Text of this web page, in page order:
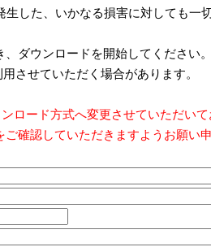
した、いかなる損害に対しても一
ダウンロードを開始してください。
させていただく場合があります。
ロード方式へ変更させていただいて
確認していただきますようお願い申